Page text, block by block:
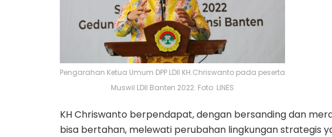
Pengarahan Ketua Umum DPP LDII KH.Chriswanto pada peserta
Muswil LDII Banten 2022. Foto: LINES
KH Chriswanto berpendapat, dengan bersanding dan
bisa bertahan, melewati perubahan lingkungan strategis